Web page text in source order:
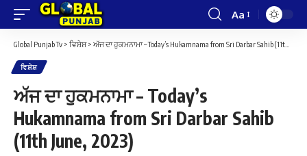
Font
Resizer
Aa
Global Punjab Tv > ਵਿਸ਼ੇਸ਼> ਅੱਜ ਦਾ ਹੁਕਮਨਾਮਾ – Today’s Hukamnama from Sri Darbar Sahib (11th June, 2023)
ਵਿਸ਼ੇਸ਼
ਅੱਜ ਦਾ ਹੁਕਮਨਾਮਾ – Today’s
Hukamnama from Sri Darbar Sahib
(11th June, 2023)